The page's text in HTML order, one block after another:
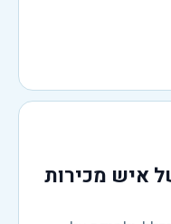
איש מכירות